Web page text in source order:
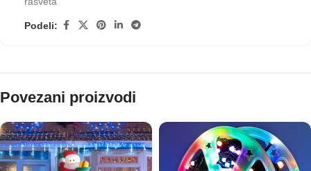
Podeli:
Povezani proizvodi